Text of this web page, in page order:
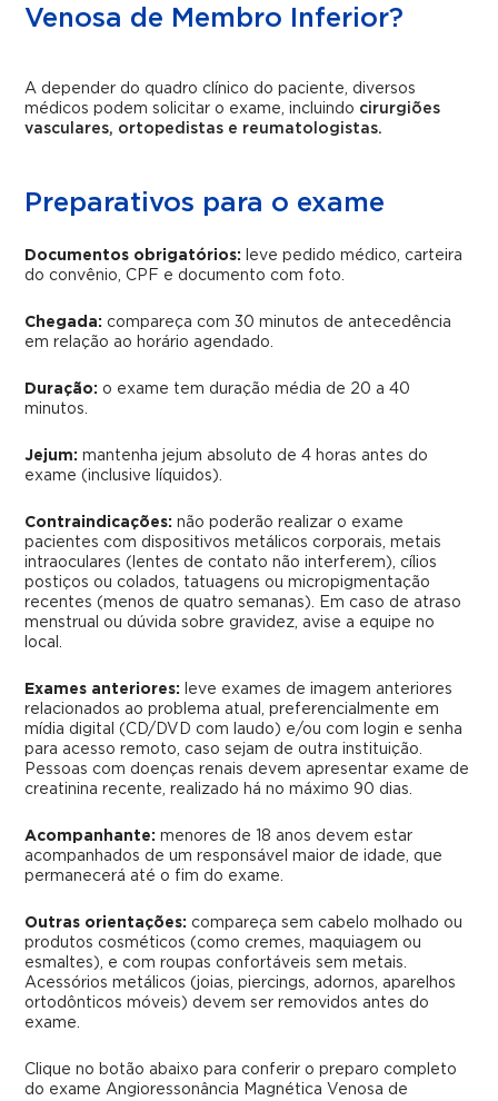
Venosa de Membro Inferior?
A depender do quadro clínico do paciente, diversos
médicos podem solicitar o exame, incluindo cirurgiões
vasculares, ortopedistas e reumatologistas.
Preparativos para o exame
Documentos obrigatórios:
leve pedido médico, carteira
do convênio, CPF e documento com foto.
Chegada: compareça com 30 minutos de antecedência
em relação ao horário agendado.
Duração: o exame tem duração média de 20 a 40
minutos.
Jejum: mantenha jejum absoluto de 4 horas antes do
exame (inclusive líquidos).
Contraindicações: não poderão realizar o exame
pacientes com dispositivos metálicos corporais, metais
intraoculares (lentes de contato não interferem), cílios
postiços ou colados, tatuagens ou micropigmentação
recentes (menos de quatro semanas). Em caso de atraso
menstrual ou dúvida sobre gravidez, avise a equipe no
local.
Exames anteriores:
leve exames de imagem anteriores
relacionados ao problema atual, preferencialmente em
mídia digital (CD/DVD com laudo) e/ou com login e senha
para acesso remoto, caso sejam de outra instituição.
Pessoas com doenças renais devem apresentar exame de
creatinina recente, realizado há no máximo 90 dias.
Acompanhante: menores de 18 anos devem estar
acompanhados de um responsável maior de idade, que
permanecerá até o fim do exame.
Outras orientações: compareça sem cabelo molhado ou
produtos cosméticos (como cremes, maquiagem ou
esmaltes), e com roupas confortáveis sem metais.
Acessórios metálicos (joias, piercings, adornos, aparelhos
ortodônticos móveis) devem ser removidos antes do
exame.
Clique no botão abaixo para conferir o preparo completo
do exame Angioressonância Magnética Venosa de